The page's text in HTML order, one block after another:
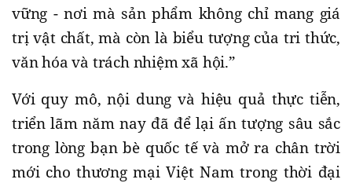
vững - nơi mà sản phẩm không chỉ mang giá
trị vật chất, mà còn là biểu tượng của tri thức,
văn hóa và trách nhiệm xã hội.”
Với quy mô, nội dung và hiệu quả thực tiễn,
triển lãm năm nay đã để lại ấn tượng sâu sắc
trong lòng bạn bè quốc tế và mở ra chân trời
mới cho thương mại Việt Nam trong thời đại